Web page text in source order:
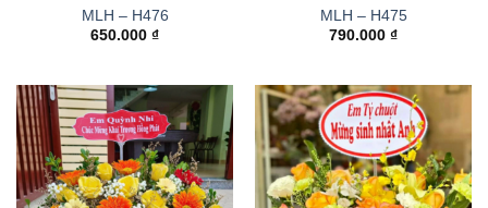
MLH – H476
650.000 ₫
MLH – H475
790.000 ₫